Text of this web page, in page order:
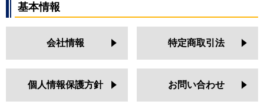
基本情報
会社情報 特定商取引法
個人情報保護方針 お問い合わせ